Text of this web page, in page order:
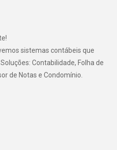
sistemas contábeis que
Contabilidade, Folha de
de Notas e Condomínio.